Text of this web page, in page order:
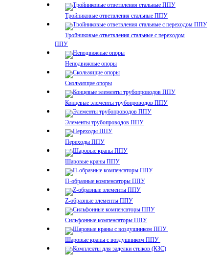
Тройниковые ответвления стальные ППУ
Тройниковые ответвления стальные с переходом
ППУ
Неподвижные опоры
Скользящие опоры
Концевые элементы трубопроводов ППУ
Элементы трубопроводов ППУ
Переходы ППУ
Шаровые краны ППУ
П-образные компенсаторы ППУ
Z-образные элементы ППУ
Сильфонные компенсаторы ППУ
Шаровые краны с воздушником ППУ